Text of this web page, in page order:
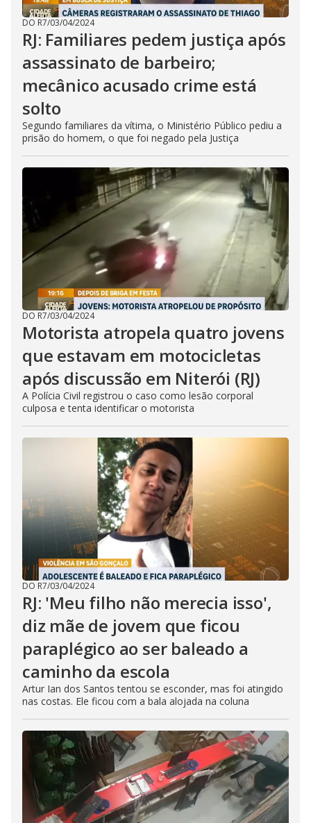
DO R7/03/04/2024
RJ: Familiares pedem justiça após
assassinato de barbeiro;
mecânico acusado crime está
solto
Segundo familiares da vítima, o Ministério Público pediu a
prisão do homem, o que foi negado pela Justiça
DO R7/03/04/2024
Motorista atropela quatro jovens
que estavam em motocicletas
após discussão em Niterói (RJ)
A Polícia Civil registrou o caso como lesão corporal
culposa e tenta identificar o motorista
DO R7/03/04/2024
RJ: 'Meu filho não merecia isso',
diz mãe de jovem que ficou
paraplégico ao ser baleado a
caminho da escola
Artur Ian dos Santos tentou se esconder, mas foi atingido
nas costas. Ele ficou com a bala alojada na coluna